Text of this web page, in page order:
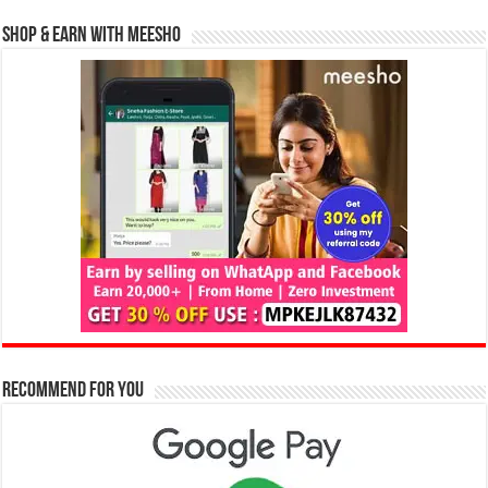
Shop & Earn with Meesho
Recommend for You